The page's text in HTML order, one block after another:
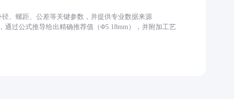
、螺距、公差等关键参数，并提供专业数据来源
通过公式推导给出精确推荐值（Φ5.18mm），并附加工艺